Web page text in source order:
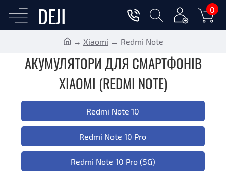
DEJI 0
Xiaomi Redmi Note
АКУМУЛЯТОРИ ДЛЯ СМАРТФОНІВ
XIAOMI (REDMI NOTE)
Redmi Note 10
Redmi Note 10 Pro
Redmi Note 10 Pro (5G)